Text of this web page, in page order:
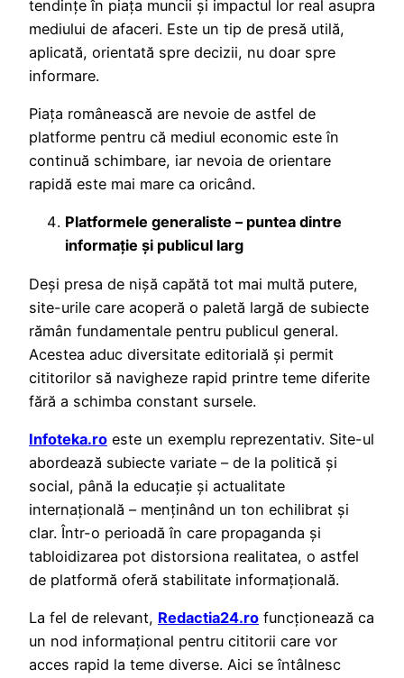
tendințe în piața muncii și impactul lor real asupra
mediului de afaceri. Este un tip de presă utilă,
aplicată, orientată spre decizii, nu doar spre
informare.
Piața românească are nevoie de astfel de
platforme pentru că mediul economic este în
continuă schimbare, iar nevoia de orientare
rapidă este mai mare ca oricând.
Platformele generaliste – puntea dintre
informație și publicul larg
Deși presa de nișă capătă tot mai multă putere,
site-urile care acoperă o paletă largă de subiecte
rămân fundamentale pentru publicul general.
Acestea aduc diversitate editorială și permit
cititorilor să navigheze rapid printre teme diferite
fără a schimba constant sursele.
Infoteka.ro este un exemplu reprezentativ. Site-ul
abordează subiecte variate – de la politică și
social, până la educație și actualitate
internațională – menținând un ton echilibrat și
clar. Într-o perioadă în care propaganda și
tabloidizarea pot distorsiona realitatea, o astfel
de platformă oferă stabilitate informațională.
La fel de relevant, Redactia24.ro funcționează ca
un nod informațional pentru cititorii care vor
acces rapid la teme diverse. Aici se întâlnesc